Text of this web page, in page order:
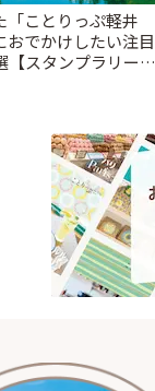
「ことりっぷ軽井
おでかけしたい注目
【スタンプラリー開